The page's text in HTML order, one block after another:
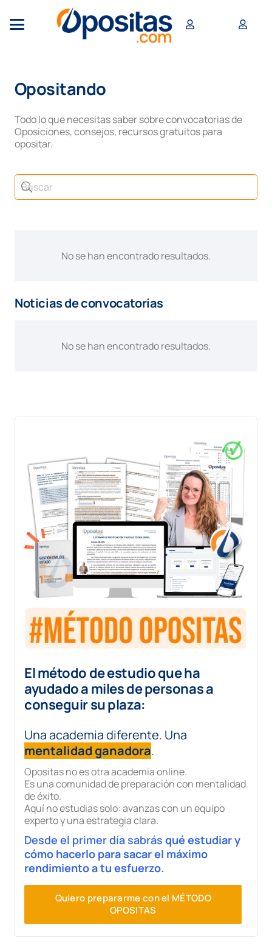
Opositando
Todo lo que necesitas saber sobre convocatorias de
Oposiciones, consejos, recursos gratuitos para
opositar.
No se han encontrado resultados.
Noticias de convocatorias
No se han encontrado resultados.
El método de estudio que ha
ayudado a miles de personas a
conseguir su plaza:
Una academia diferente. Una
mentalidad ganadora.
Opositas no es otra academia online.
Es una comunidad de preparación con mentalidad
de éxito.
Aquí no estudias solo: avanzas con un equipo
experto y una estrategia clara.
Desde el primer día sabrás qué estudiar y
cómo hacerlo para sacar el máximo
rendimiento a tu esfuerzo.
Quiero prepararme con el MÉTODO
OPOSITAS